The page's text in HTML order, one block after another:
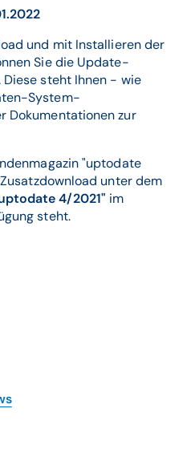
und mit Installieren der
Sie die Update-
Diese steht Ihnen - wie
System-
Dokumentationen zur
"uptodate
unter dem
4/2021" im
steht.